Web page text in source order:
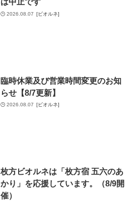
2026.08.07 [ビオルネ]
臨時休業及び営業時間変更のお知
らせ【8/7更新】
2026.08.07 [ビオルネ]
枚方ビオルネは「枚方宿 五六のあ
かり」を応援しています。（8/9開
催）